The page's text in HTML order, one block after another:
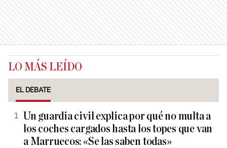
LO MÁS LEÍDO
EL DEBATE
Un guardia civil explica por qué no multa a
los coches cargados hasta los topes que van
a Marruecos: «Se las saben todas»